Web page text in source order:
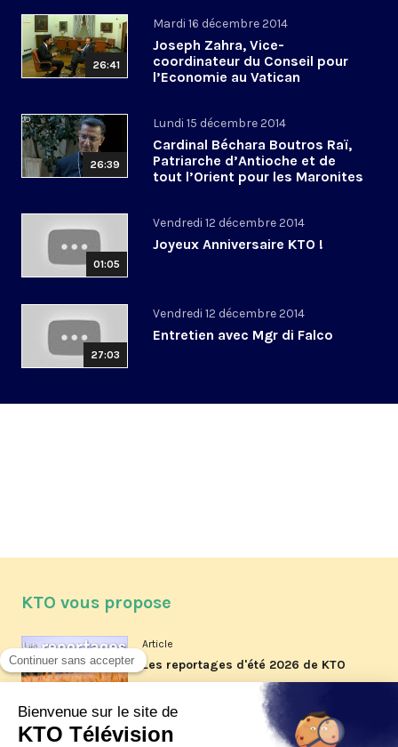
26:41
Mardi 16 décembre 2014
Joseph Zahra, Vice-
coordinateur du Conseil pour
l’Economie au Vatican
26:39
Lundi 15 décembre 2014
Cardinal Béchara Boutros Raï,
Patriarche d’Antioche et de
tout l’Orient pour les Maronites
01:05
Vendredi 12 décembre 2014
Joyeux Anniversaire KTO !
27:03
Vendredi 12 décembre 2014
Entretien avec Mgr di Falco
KTO vous propose
Article
Les reportages d'été 2026 de KTO
Article